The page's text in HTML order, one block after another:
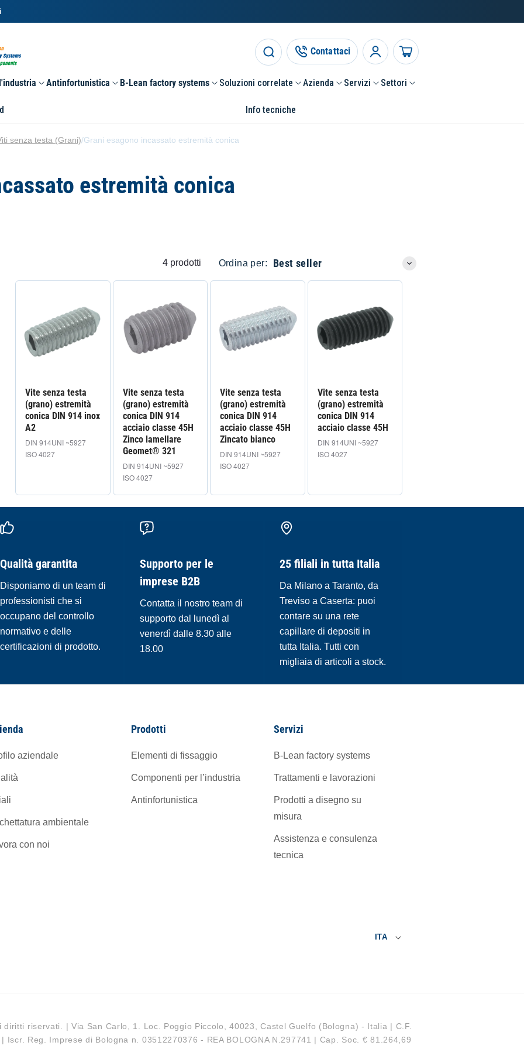
Antinfortunistica B-Lean factory systems Soluzioni correlate Azienda Servizi Settori
Info tecniche
Contattaci Accedi Carrello
senza testa (Grani)/Grani esagono incassato estremità conica
estremità conica
4 prodotti Ordina per:
Vite senza testa
(grano) estremità
conica DIN 914 inox
A2
DIN 914UNI ~5927
ISO 4027
Vite senza testa
(grano) estremità
conica DIN 914
acciaio classe 45H
Zinco lamellare
Geomet® 321
DIN 914UNI ~5927
ISO 4027
Vite senza testa
(grano) estremità
conica DIN 914
acciaio classe 45H
Zincato bianco
DIN 914UNI ~5927
ISO 4027
Vite senza testa
(grano) estremità
conica DIN 914
acciaio classe 45H
DIN 914UNI ~5927
ISO 4027
Qualità garantita
Disponiamo di un team di
professionisti che si
occupano del controllo
normativo e delle
certificazioni di prodotto.
Supporto per le
imprese B2B
Contatta il nostro team di
supporto dal lunedì al
venerdì dalle 8.30 alle
18.00
25 filiali in tutta Italia
Da Milano a Taranto, da
Treviso a Caserta: puoi
contare su una rete
capillare di depositi in
tutta Italia. Tutti con
migliaia di articoli a stock.
aziendale
ambientale
con noi
Prodotti
Elementi di fissaggio
Componenti per l’industria
Antinfortunistica
Servizi
B-Lean factory systems
Trattamenti e lavorazioni
Prodotti a disegno su
misura
Assistenza e consulenza
tecnica
ITA
riservati. | Via San Carlo, 1. Loc. Poggio Piccolo, 40023, Castel Guelfo (Bologna) - Italia | C.F.
Iscr. Reg. Imprese di Bologna n. 03512270376 - REA BOLOGNA N.297741 | Cap. Soc. € 81.264,69